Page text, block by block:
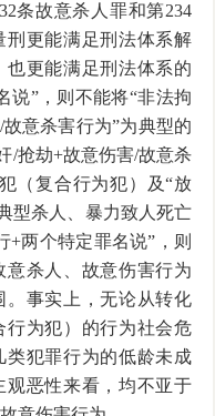
条故意杀人罪和第234
更能满足刑法体系解
更能满足刑法体系的
说”，则不能将“非法拘
意杀害行为”为典型的
/抢劫+故意伤害/故意杀
（复合行为犯）及“放
型杀人、暴力致人死亡
+两个特定罪名说”，则
杀人、故意伤害行为
。事实上，无论从转化
为犯）的行为社会危
犯罪行为的低龄未成
恶性来看，均不亚于